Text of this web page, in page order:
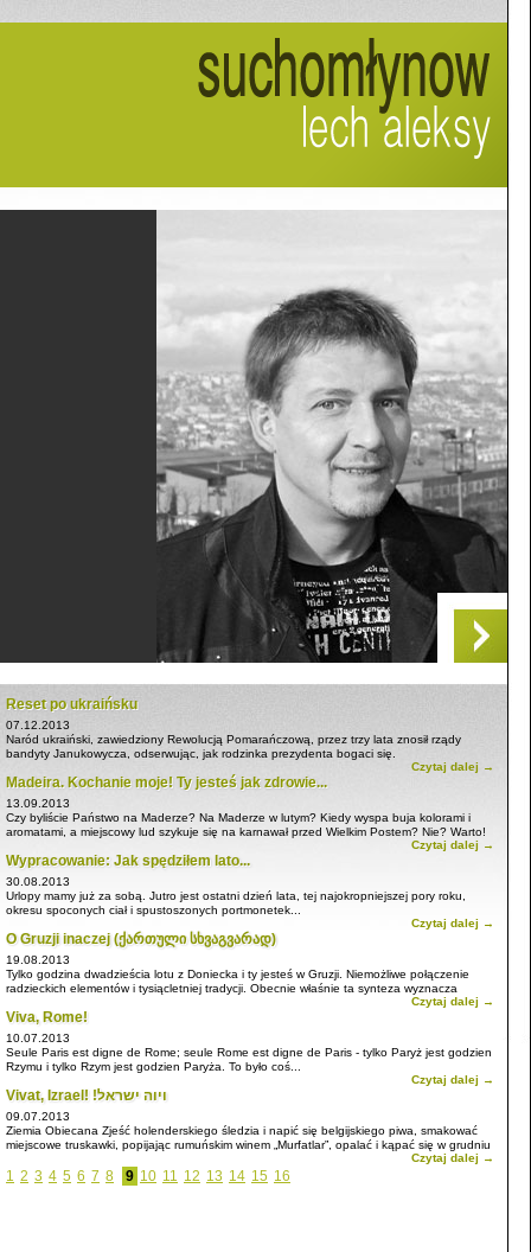
Reset po ukraińsku
07.12.2013
Naród ukraiński, zawiedziony Rewolucją Pomarańczową, przez trzy lata znosił rządy
bandyty Janukowycza, odserwując, jak rodzinka prezydenta bogaci się.
Czytaj dalej →
Madeira. Kochanie moje! Ty jesteś jak zdrowie...
13.09.2013
Czy byliście Państwo na Maderze? Na Maderze w lutym? Kiedy wyspa buja kolorami i
aromatami, a miejscowy lud szykuje się na karnawał przed Wielkim Postem? Nie? Warto!
Czytaj dalej →
Wypracowanie: Jak spędziłem lato...
30.08.2013
Urlopy mamy już za sobą. Jutro jest ostatni dzień lata, tej najokropniejszej pory roku,
okresu spoconych ciał i spustoszonych portmonetek...
Czytaj dalej →
O Gruzji inaczej (ქართული სხვაგვარად)
19.08.2013
Tylko godzina dwadzieścia lotu z Doniecka i ty jesteś w Gruzji. Niemożliwe połączenie
radzieckich elementów i tysiącletniej tradycji. Obecnie właśnie ta synteza wyznacza
Czytaj dalej →
Viva, Rome!
10.07.2013
Seule Paris est digne de Rome; seule Rome est digne de Paris - tylko Paryż jest godzien
Rzymu i tylko Rzym jest godzien Paryża. To było coś...
Czytaj dalej →
Vivat, Izrael! !ויוה ישראל
09.07.2013
Ziemia Obiecana Zjeść holenderskiego śledzia i napić się belgijskiego piwa, smakować
miejscowe truskawki, popijając rumuńskim winem „Murfatlar”, opalać i kąpać się w grudniu
Czytaj dalej →
1 2 3 4 5 6 7 8 9 10 11 12 13 14 15 16